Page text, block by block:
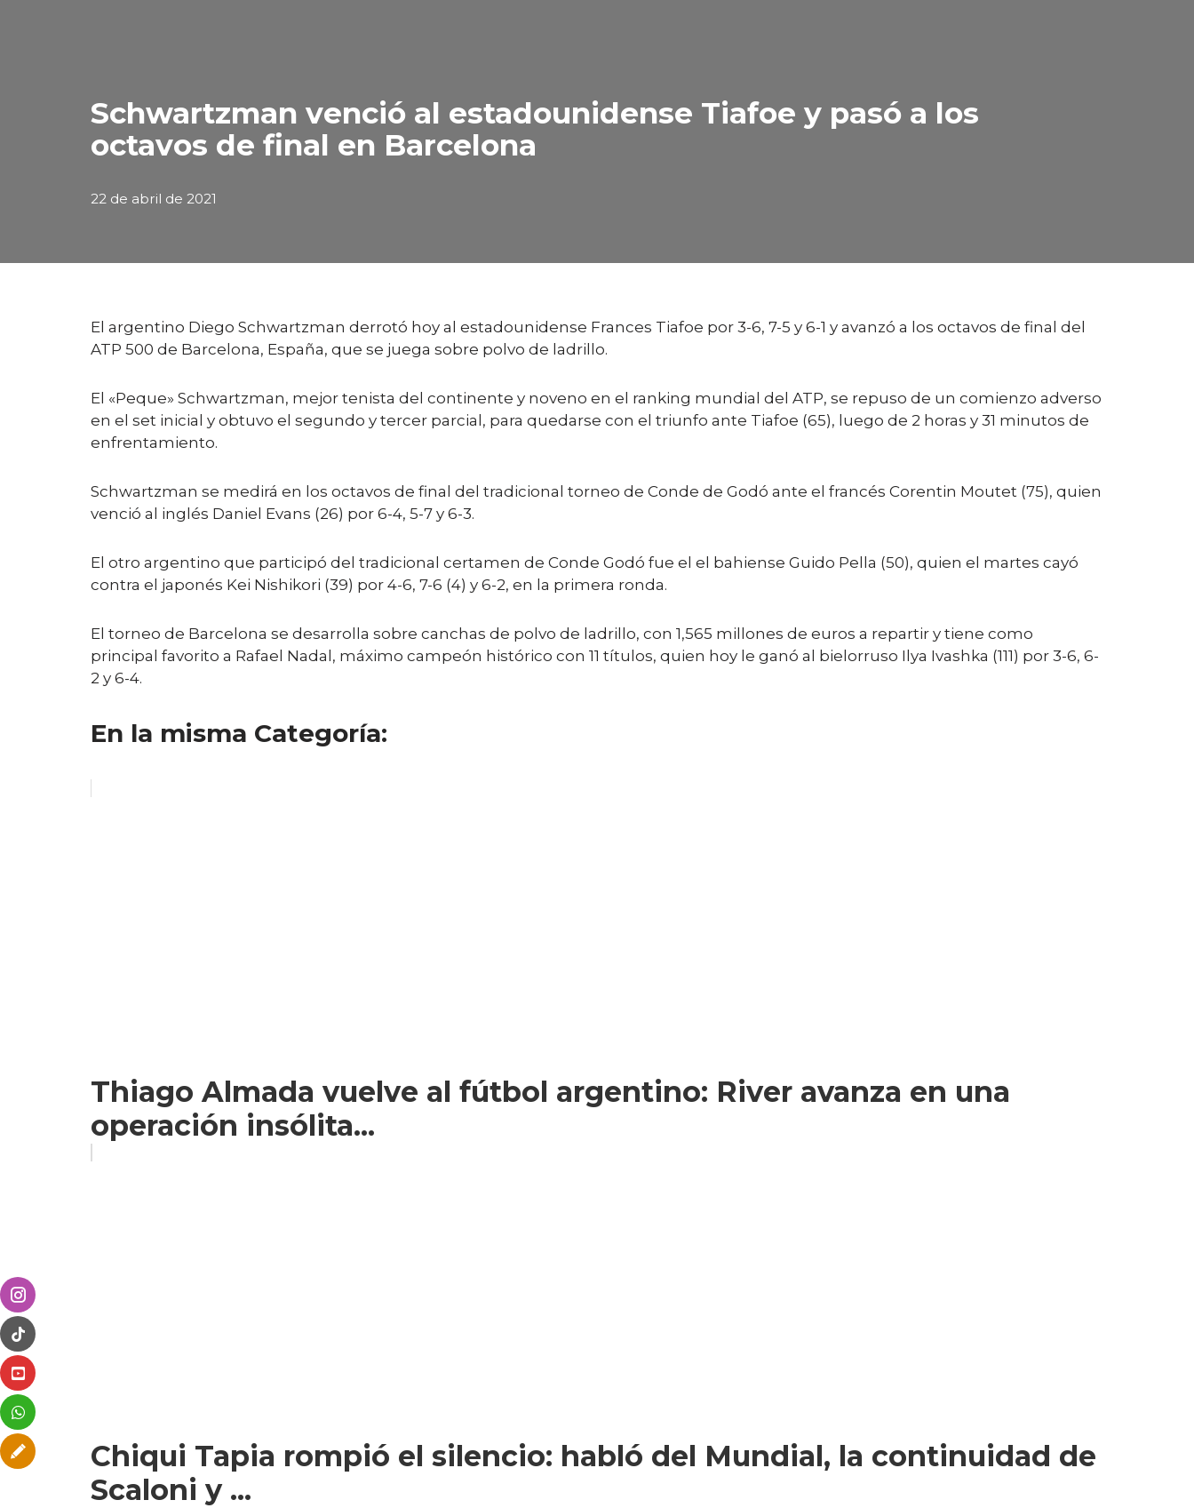
Schwartzman venció al estadounidense Tiafoe y pasó a los
octavos de final en Barcelona
22 de abril de 2021
El argentino Diego Schwartzman derrotó hoy al estadounidense Frances Tiafoe por 3-6, 7-5 y 6-1 y avanzó a los octavos de final del
ATP 500 de Barcelona, España, que se juega sobre polvo de ladrillo.
El «Peque» Schwartzman, mejor tenista del continente y noveno en el ranking mundial del ATP, se repuso de un comienzo adverso
en el set inicial y obtuvo el segundo y tercer parcial, para quedarse con el triunfo ante Tiafoe (65), luego de 2 horas y 31 minutos de
enfrentamiento.
Schwartzman se medirá en los octavos de final del tradicional torneo de Conde de Godó ante el francés Corentin Moutet (75), quien
venció al inglés Daniel Evans (26) por 6-4, 5-7 y 6-3.
El otro argentino que participó del tradicional certamen de Conde Godó fue el el bahiense Guido Pella (50), quien el martes cayó
contra el japonés Kei Nishikori (39) por 4-6, 7-6 (4) y 6-2, en la primera ronda.
El torneo de Barcelona se desarrolla sobre canchas de polvo de ladrillo, con 1,565 millones de euros a repartir y tiene como
principal favorito a Rafael Nadal, máximo campeón histórico con 11 títulos, quien hoy le ganó al bielorruso Ilya Ivashka (111) por 3-6, 6-
2 y 6-4.
En la misma Categoría:
Thiago Almada vuelve al fútbol argentino: River avanza en una
operación insólita...
Chiqui Tapia rompió el silencio: habló del Mundial, la continuidad de
Scaloni y ...